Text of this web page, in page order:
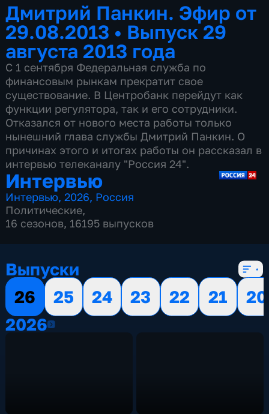
Дмитрий Панкин. Эфир от
29.08.2013 • Выпуск 29
августа 2013 года
С 1 сентября Федеральная служба по
финансовым рынкам прекратит свое
существование. В Центробанк перейдут как
функции регулятора, так и его сотрудники.
Отказался от нового места работы только
нынешний глава службы Дмитрий Панкин. О
причинах этого и итогах работы он рассказал в
интервью телеканалу "Россия 24".
Интервью
Интервью,2026, Россия
Политические,
16 сезонов, 16195 выпусков
Выпуски
26
25 24 23 22 21
20
20262026